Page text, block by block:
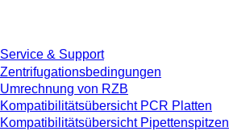
Service & Support
Zentrifugationsbedingungen
Umrechnung von RZB
Kompatibilitätsübersicht PCR Platten
Kompatibilitätsübersicht Pipettenspitzen